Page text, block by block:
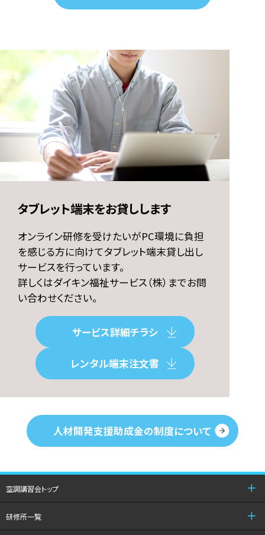
タブレット端末をお貸しします
オンライン研修を受けたいがPC環境に負担
を感じる方に向けてタブレット端末貸し出し
サービスを行っています。
詳しくはダイキン福祉サービス（株）までお問
い合わせください。
サービス詳細チラシ
レンタル端末注文書
人材開発支援助成金の制度について
空調講習会トップ
研修所一覧